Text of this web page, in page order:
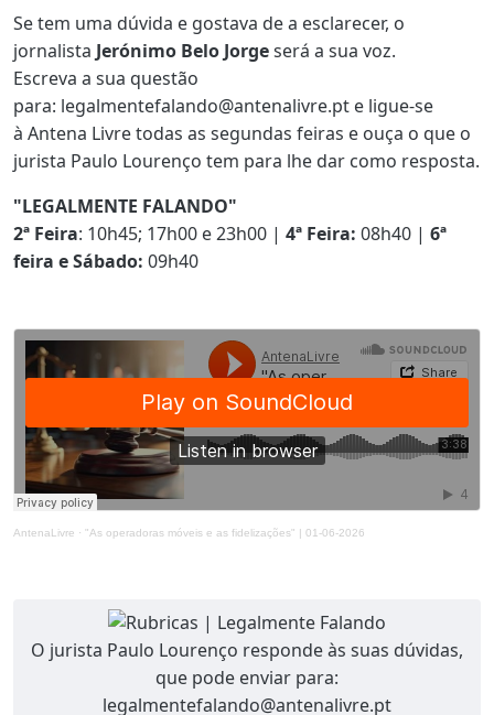
O jurista Paulo Lourenço responde às suas dúvidas,
que pode enviar para:
legalmentefalando@antenalivre.pt
Se tem uma dúvida e gostava de a esclarecer, o
jornalista Jerónimo Belo Jorgeserá a sua voz.
Escreva a sua questão
para: legalmentefalando@antenalivre.pt e ligue-se
à Antena Livre todas as segundas feiras e ouça o que o
jurista Paulo Lourenço tem para lhe dar como resposta.
"LEGALMENTE FALANDO"
2ª Feira: 10h45; 17h00 e 23h00 | 4ª Feira: 08h40 | 6ª
feira e Sábado: 09h40
AntenaLivre · "As operadoras móveis e as fidelizações" | 01-06-2026